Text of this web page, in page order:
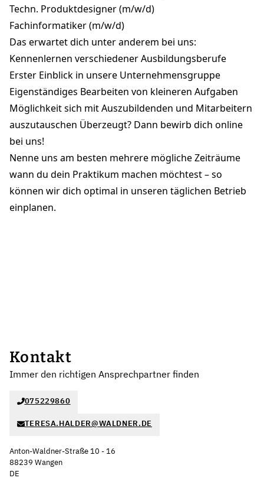
Techn. Produktdesigner (m/w/d)
Fachinformatiker (m/w/d)
Das erwartet dich unter anderem bei uns:
Kennenlernen verschiedener Ausbildungsberufe
Erster Einblick in unsere Unternehmensgruppe
Eigenständiges Bearbeiten von kleineren Aufgaben
Möglichkeit sich mit Auszubildenden und Mitarbeitern
auszutauschen Überzeugt? Dann bewirb dich online
bei uns!
Nenne uns am besten mehrere mögliche Zeiträume
wann du dein Praktikum machen möchtest – so
können wir dich optimal in unseren täglichen Betrieb
einplanen.
Kontakt
Immer den richtigen Ansprechpartner finden
075229860
TERESA.HALDER@WALDNER.DE
Anton-Waldner-Straße 10 - 16
88239 Wangen
DE